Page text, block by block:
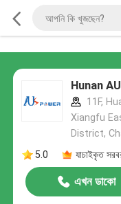
Hunan
11F,
Xiangfu
District,
5.0
যাচাইকৃত
এখন ডাকো